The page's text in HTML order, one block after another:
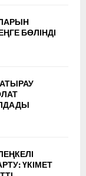
БӨЛІНДІ
ҮКІМЕТ